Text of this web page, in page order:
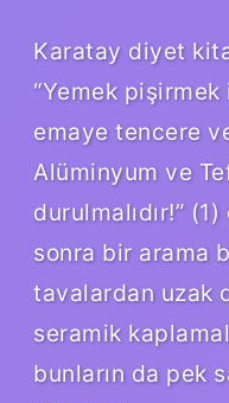
Karatay diyet
“Yemek
emaye tencere
Alüminyum ve
durulmalıdır!”
sonra bir arama
tavalardan uzak
seramik
bunların da pek